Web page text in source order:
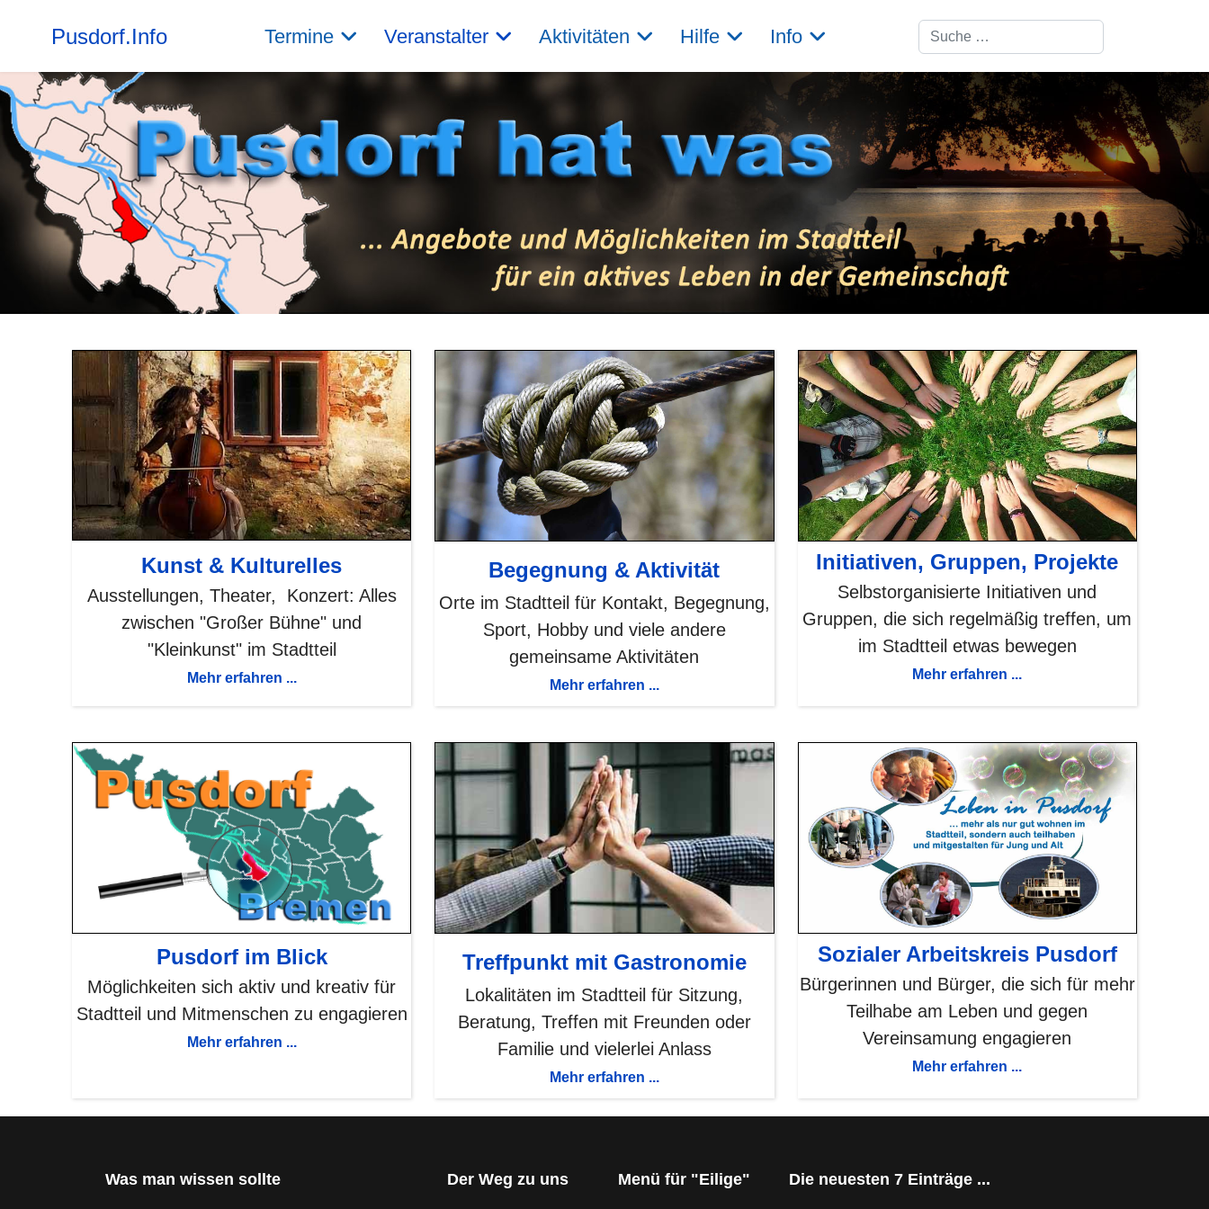
Pusdorf.Info Termine Veranstalter Aktivitäten Hilfe Info Suchen
Kunst & Kulturelles
Ausstellungen, Theater, Konzert: Alles
zwischen "Großer Bühne" und
"Kleinkunst" im Stadtteil
Mehr erfahren ...
Begegnung & Aktivität
Orte im Stadtteil für Kontakt, Begegnung,
Sport, Hobby und viele andere
gemeinsame Aktivitäten
Mehr erfahren ...
Initiativen, Gruppen, Projekte
Selbstorganisierte Initiativen und
Gruppen, die sich regelmäßig treffen, um
im Stadtteil etwas bewegen
Mehr erfahren ...
Pusdorf im Blick
Möglichkeiten sich aktiv und kreativ für
Stadtteil und Mitmenschen zu engagieren
Mehr erfahren ...
Treffpunkt mit Gastronomie
Lokalitäten im Stadtteil für Sitzung,
Beratung, Treffen mit Freunden oder
Familie und vielerlei Anlass
Mehr erfahren ...
Sozialer Arbeitskreis Pusdorf
Bürgerinnen und Bürger, die sich für mehr
Teilhabe am Leben und gegen
Vereinsamung engagieren
Mehr erfahren ...
Was man wissen sollte Der Weg zu uns Menü für "Eilige" Die neuesten 7 Einträge ...